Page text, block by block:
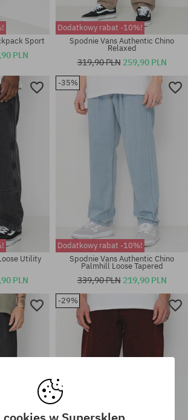
Dostępne rozmiary:
31; 32
Sport
PLN
Dostępne rozmiary:
33X32
Dodatkowy rabat -10%!
Spodnie Vans Authentic Chino
Relaxed
319,90 PLN 259,90 PLN
Utility
PLN
-35%
Dodatkowy rabat -10%!
Spodnie Vans Authentic Chino
Palmhill Loose Tapered
339,90 PLN 219,90 PLN
-29%